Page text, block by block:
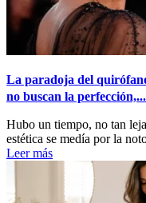
La paradoja del
no buscan la perfección,...
Hubo un tiempo, no tan
estética se medía por la
Leer más